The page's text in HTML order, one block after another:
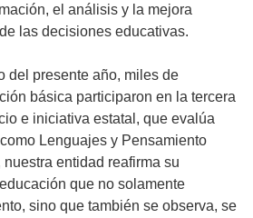
el análisis y la mejora
las decisiones educativas.
del presente año, miles de
básica participaron en la tercera
e iniciativa estatal, que evalúa
Lenguajes y Pensamiento
entidad reafirma su
que no solamente
sino que también se observa, se